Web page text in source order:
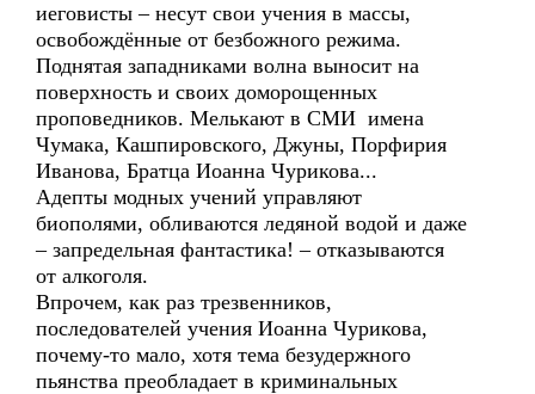
иеговисты – несут свои учения в массы,
освобождённые от безбожного режима.
Поднятая западниками волна выносит на
поверхность и своих доморощенных
проповедников. Мелькают в СМИ имена
Чумака, Кашпировского, Джуны, Порфирия
Иванова, Братца Иоанна Чурикова...
Адепты модных учений управляют
биополями, обливаются ледяной водой и даже
– запредельная фантастика! – отказываются
от алкоголя.
Впрочем, как раз трезвенников,
последователей учения Иоанна Чурикова,
почему-то мало, хотя тема безудержного
пьянства преобладает в криминальных